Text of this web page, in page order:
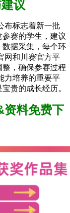
议
布标志着新一批
赛的学生，建议
据采集，每个环
网和川赛官方平
，确保参赛过程
力培养的重要平
贵的成长经历。
资料免费下